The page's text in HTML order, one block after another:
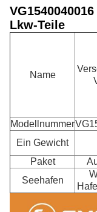
Lkw-Teile
Name
Modellnummer
Ein Gewicht
Paket
Seehafen